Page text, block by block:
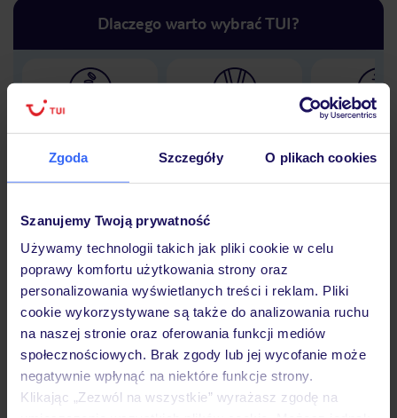
Zgoda Szczegóły O plikach cookies
Szanujemy Twoją prywatność
Używamy technologii takich jak pliki cookie w celu
poprawy komfortu użytkowania strony oraz
personalizowania wyświetlanych treści i reklam. Pliki
cookie wykorzystywane są także do analizowania ruchu
na naszej stronie oraz oferowania funkcji mediów
społecznościowych. Brak zgody lub jej wycofanie może
negatywnie wpłynąć na niektóre funkcje strony.
Klikając „Zezwól na wszystkie” wyrażasz zgodę na
Dlaczego warto wybrać TUI?
Lider niskich cen
podróży w Polsce
30 lat w
Hotel
Opinie
Pokoje